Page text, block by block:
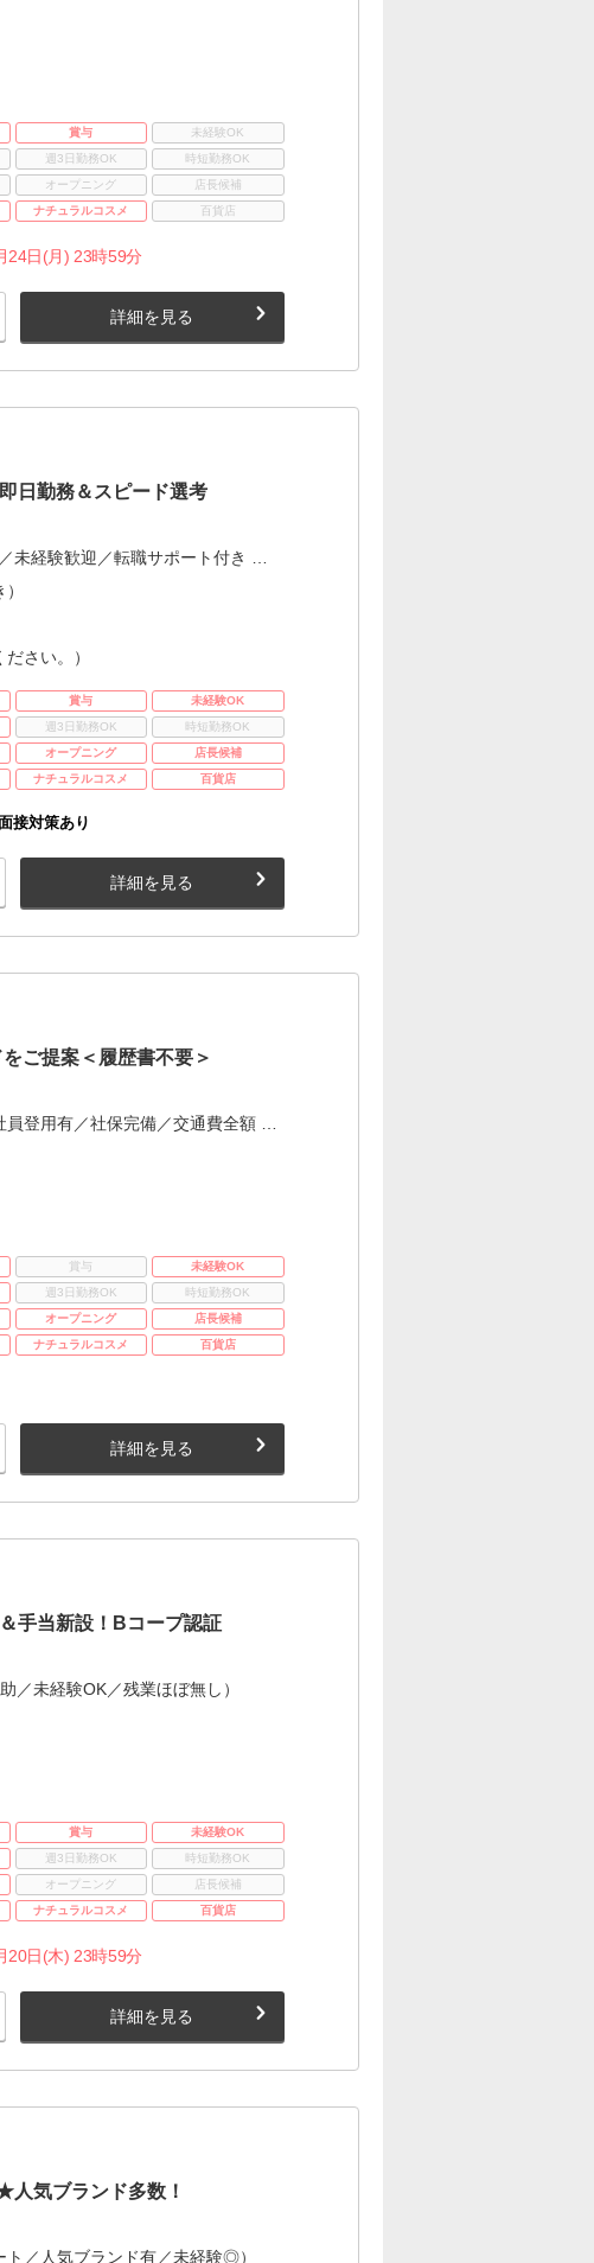
賞与
未経験OK
週3日勤務OK
時短勤務OK
オープニング
店長候補
ナチュラルコスメ 百貨店
24日(月) 23時59分
詳細を見る
日勤務＆スピード選考
未経験歓迎／転職サポート付き …
さい。）
賞与
未経験OK
週3日勤務OK
時短勤務OK
オープニング
店長候補
ナチュラルコスメ 百貨店
接対策あり
詳細を見る
ご提案＜履歴書不要＞
員登用有／社保完備／交通費全額 …
賞与
未経験OK
週3日勤務OK
時短勤務OK
オープニング
店長候補
ナチュラルコスメ 百貨店
詳細を見る
手当新設！Bコープ認証
／未経験OK／残業ほぼ無し）
賞与
未経験OK
週3日勤務OK
時短勤務OK
オープニング
店長候補
ナチュラルコスメ 百貨店
20日(木) 23時59分
詳細を見る
気ブランド多数！
ト／人気ブランド有／未経験◎）